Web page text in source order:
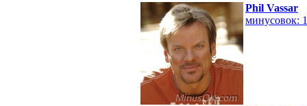
Phil Vassar
минусовок: 1